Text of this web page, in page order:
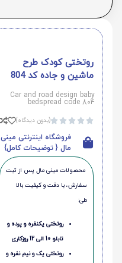
روتختی کودک طرح
ماشین و جاده کد 804
Car and road design baby
bedspread code 804




(بدون دیدگاه)
فروشگاه اینترنتی مینی
مال { توضیحات کامل}
محصولات مینی‌ مال پس از ثبت
سفارش، با دقت و کیفیت بالا
طی:
روتختی یکنفره و پرده و
تابلو 10 الی 12 روزکاری
روتختی یک و نیم نفره و